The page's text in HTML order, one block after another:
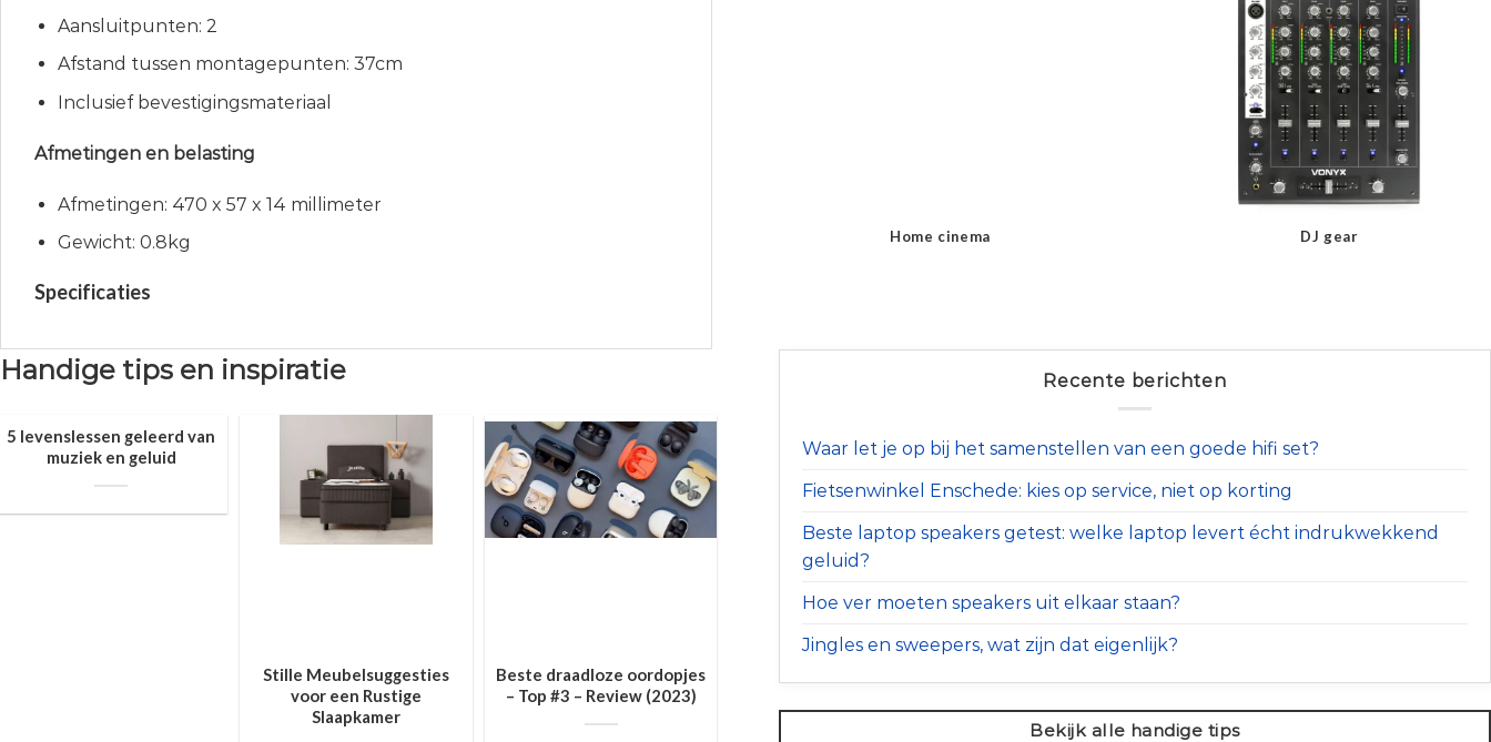
Aansluitpunten: 2
Afstand tussen montagepunten: 37cm
Inclusief bevestigingsmateriaal
Afmetingen en belasting
Afmetingen: 470 x 57 x 14 millimeter
Gewicht: 0.8kg
Specificaties
Home cinema DJ gear
Handige tips en inspiratie
5 levenslessen geleerd van
muziek en geluid
Stille Meubelsuggesties
voor een Rustige
Slaapkamer
Beste draadloze oordopjes
– Top #3 – Review (2023)
Recente berichten
Waar let je op bij het samenstellen van een goede hifi set?
Fietsenwinkel Enschede: kies op service, niet op korting
Beste laptop speakers getest: welke laptop levert écht indrukwekkend
geluid?
Hoe ver moeten speakers uit elkaar staan?
Jingles en sweepers, wat zijn dat eigenlijk?
Bekijk alle handige tips